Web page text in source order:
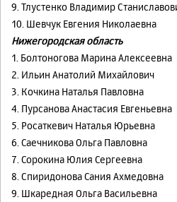
9. Тлустенко Владимир
10. Шевчук Евгения Николаевна
Нижегородская область
1. Болтоногова Марина Алексеевна
2. Ильин Анатолий Михайлович
3. Кочкина Наталья Павловна
4. Пурсанова Анастасия Евгеньевна
5. Росаткевич Наталья Юрьевна
6. Саечникова Ольга Павловна
7. Сорокина Юлия Сергеевна
8. Спиридонова Сания Ахмедовна
9. Шкаредная Ольга Васильевна